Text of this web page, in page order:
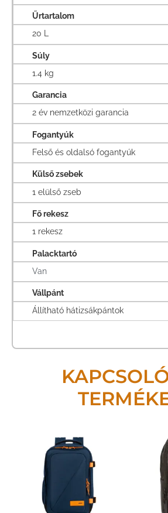
Űrtartalom
20 L
Súly
1.4 kg
Garancia
2 év nemzetközi garancia
Fogantyúk
Felső és oldalsó fogantyúk
Külső zsebek
1 elülső zseb
Fő rekesz
1 rekesz
Palacktartó
Van
Vállpánt
Állítható hátizsákpántok